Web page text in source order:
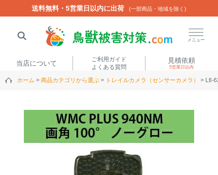
送料無料・5営業日以内に出荷 (一部商品・地域を除く)
メニュー
当店について
ご利用ガイド
よくある質問
見積依頼
5営業日以内
ホーム 商品カテゴリから選ぶ トレイルカメラ（センサーカメラ） Ltl-
送料無料・5営業日以内に出荷 (一部商品・地域を除く)
閉じる
楽落くんハイトシェルター侵入禁刺イノシッシ
TREL4G-Rアニマルネット2300
アニマルセンサー
商品カテゴリから選ぶ